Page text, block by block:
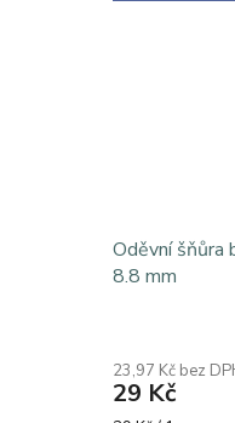
Oděvní šňůra
8.8 mm
23,97 Kč bez
29 Kč